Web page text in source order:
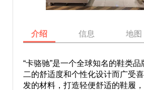
介绍 信息 地图
“卡骆驰”是一个全球知名的鞋类
二的舒适度和个性化设计而广受
发的材料，打造轻便舒适的鞋履，